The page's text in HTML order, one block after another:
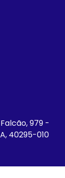
979 -
40295-010